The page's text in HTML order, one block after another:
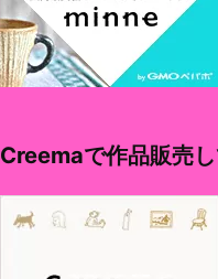
Creemaで作品販売